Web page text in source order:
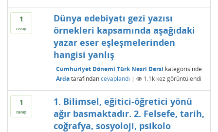
1
cevap
Dünya edebiyatı gezi yazısı
örnekleri kapsamında aşağıdaki
yazar eser eşleşmelerinden
hangisi yanlış
Cumhuriyet Dönemi Türk Nesri Dersi kategorisinde
Arda tarafından cevaplandı | 1.1kkez görüntülendi
1
cevap
1. Bilimsel, eğitici-öğretici yönü
ağır basmaktadır. 2. Felsefe, tarih,
coğrafya, sosyoloji, psikolo